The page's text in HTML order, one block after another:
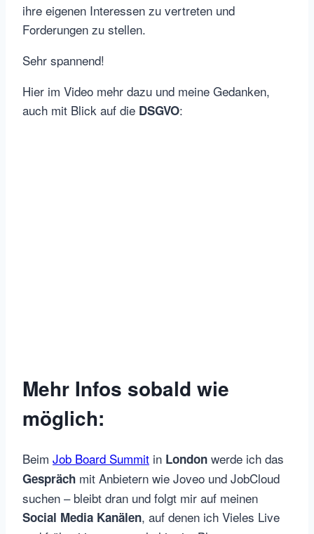
ihre eigenen Interessen zu vertreten und
Forderungen zu stellen.
Sehr spannend!
Hier im Video mehr dazu und meine Gedanken,
auch mit Blick auf die DSGVO:
Mehr Infos sobald wie
möglich:
Beim Job Board Summit in London werde ich das
Gespräch mit Anbietern wie Joveo und JobCloud
suchen – bleibt dran und folgt mir auf meinen
Social Media Kanälen, auf denen ich Vieles Live